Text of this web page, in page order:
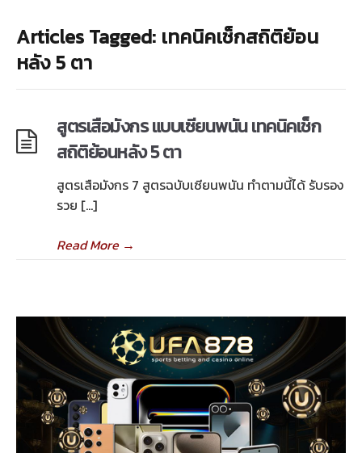
Articles Tagged: เทคนิคเช็กสถิติย้อน
หลัง 5 ตา
สูตรเสือมังกร แบบเซียนพนัน เทคนิคเช็ก
สถิติย้อนหลัง 5 ตา
สูตรเสือมังกร 7 สูตรฉบับเซียนพนัน ทำตามนี้ได้ รับรอง
รวย […]
Read More→